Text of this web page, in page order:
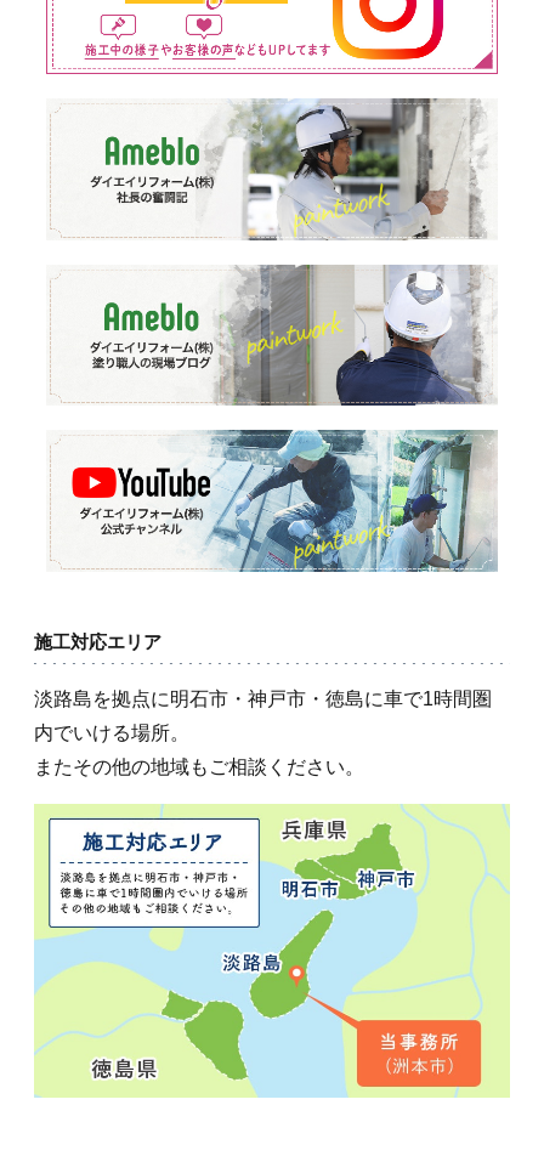
施工対応エリア
淡路島を拠点に明石市・神戸市・徳島に車で1時間圏
内でいける場所。
またその他の地域もご相談ください。